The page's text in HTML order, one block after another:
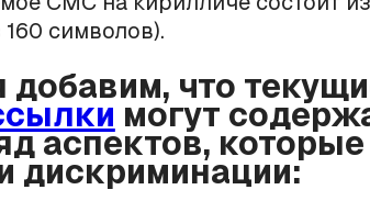
символов).
добавим, что
могут
аспектов, которые
дискриминации: